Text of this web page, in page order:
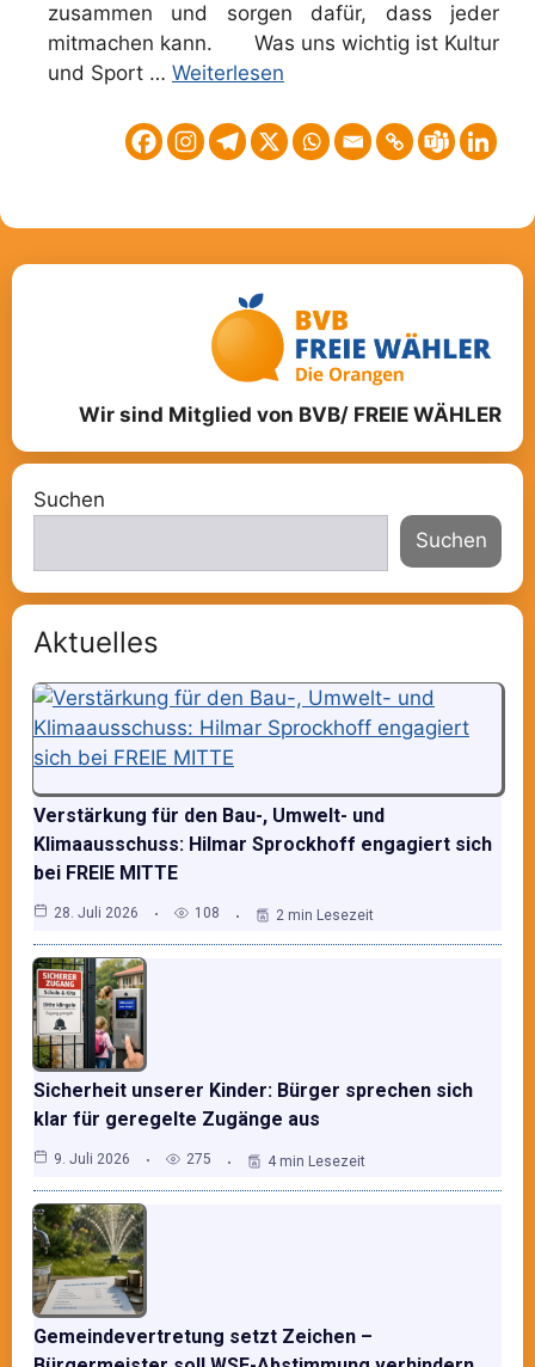
zusammen und sorgen dafür, dass jeder
mitmachen kann. Was uns wichtig ist Kultur
und Sport … Weiterlesen
Wir sind Mitglied von BVB/ FREIE WÄHLER
Suchen
Suchen
Aktuelles
Verstärkung für den Bau-, Umwelt- und
Klimaausschuss: Hilmar Sprockhoff engagiert sich
bei FREIE MITTE
28. Juli 2026 108 2 min Lesezeit
Sicherheit unserer Kinder: Bürger sprechen sich
klar für geregelte Zugänge aus
9. Juli 2026 275 4 min Lesezeit
Gemeindevertretung setzt Zeichen –